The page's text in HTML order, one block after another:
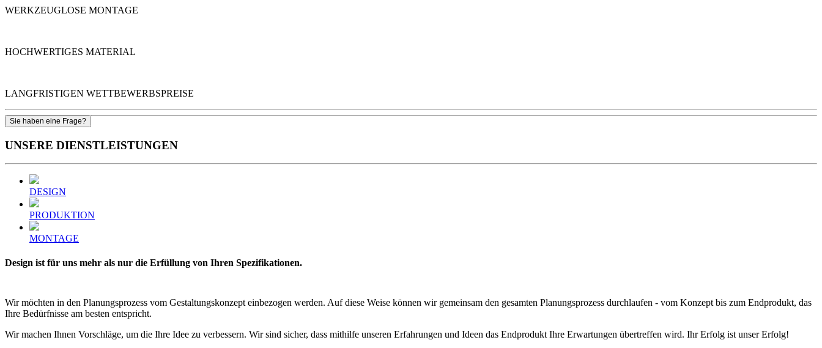
WERKZEUGLOSE MONTAGE
HOCHWERTIGES MATERIAL
LANGFRISTIGEN WETTBEWERBSPREISE
Sie haben eine Frage?
UNSERE DIENSTLEISTUNGEN
DESIGN
PRODUKTION
MONTAGE
Design ist für uns mehr als nur die Erfüllung von Ihren Spezifikationen.
Wir möchten in den Planungsprozess vom Gestaltungskonzept einbezogen werden. Auf diese Weise können wir gemeinsam den gesamten Planungsprozess durchlaufen - vom Konzept bis zum Endprodukt, das
Ihre Bedürfnisse am besten entspricht.
Wir machen Ihnen Vorschläge, um die Ihre Idee zu verbessern. Wir sind sicher, dass mithilfe unseren Erfahrungen und Ideen das Endprodukt Ihre Erwartungen übertreffen wird. Ihr Erfolg ist unser Erfolg!